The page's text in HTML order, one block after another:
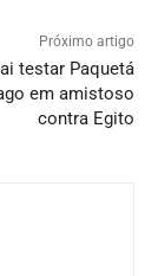
Próximo artigo
testar Paquetá
em amistoso
contra Egito